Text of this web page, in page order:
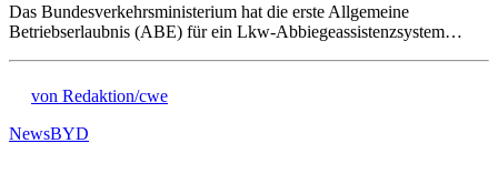
Das Bundesverkehrsministerium hat die erste Allgemeine
Betriebserlaubnis (ABE) für ein Lkw-Abbiegeassistenzsystem…
von Redaktion/cwe
NewsBYD